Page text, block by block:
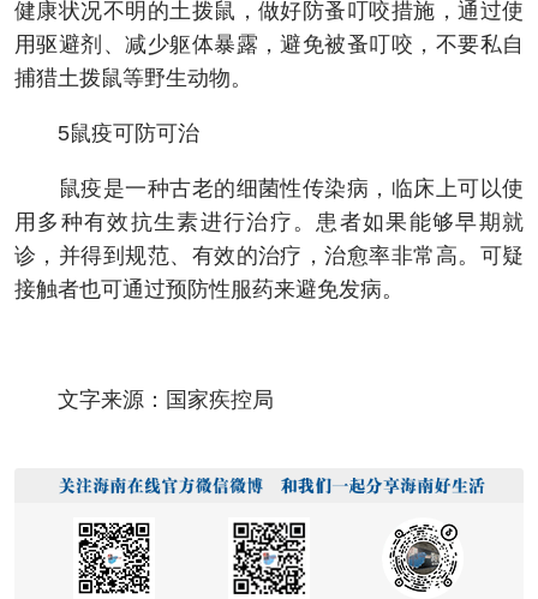
健康状况不明的土拨鼠，做好防蚤叮咬措施，通过使
用驱避剂、减少躯体暴露，避免被蚤叮咬，不要私自
捕猎土拨鼠等野生动物。
5鼠疫可防可治
鼠疫是一种古老的细菌性传染病，临床上可以使
用多种有效抗生素进行治疗。患者如果能够早期就
诊，并得到规范、有效的治疗，治愈率非常高。可疑
接触者也可通过预防性服药来避免发病。
文字来源：国家疾控局